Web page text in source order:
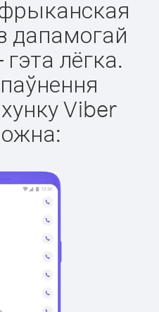
дапамогай
лёгка.
Viber